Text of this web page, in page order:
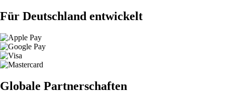
Für Deutschland entwickelt
Globale Partnerschaften